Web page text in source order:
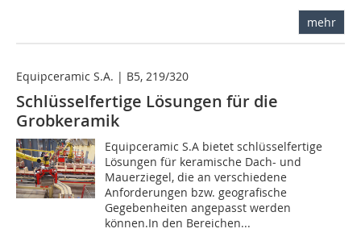
mehr
Equipceramic S.A. | B5, 219/320
Schlüsselfertige Lösungen für die
Grobkeramik
Equipceramic S.A bietet schlüsselfertige
Lösungen für keramische Dach- und
Mauerziegel, die an verschiedene
Anforderungen bzw. geografische
Gegebenheiten angepasst werden
können.In den Bereichen...